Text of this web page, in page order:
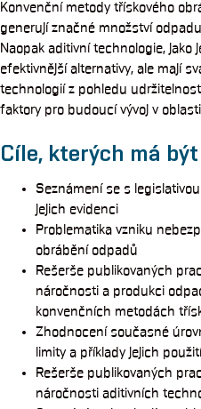
Konvenční metody třískového
generují značné množství
Naopak aditivní technologie,
efektivnější alternativy, ale mají
technologií z pohledu
faktory pro budoucí vývoj v
Cíle, kterých má
Seznámení se s
jejich evidenci
Problematika vzniku
obrábění odpadů
Rešerše publikovaných
náročnosti a produkci
konvenčních metodách
Zhodnocení současné
limity a příklady jejich použití
Rešerše publikovaných
náročnosti aditivních